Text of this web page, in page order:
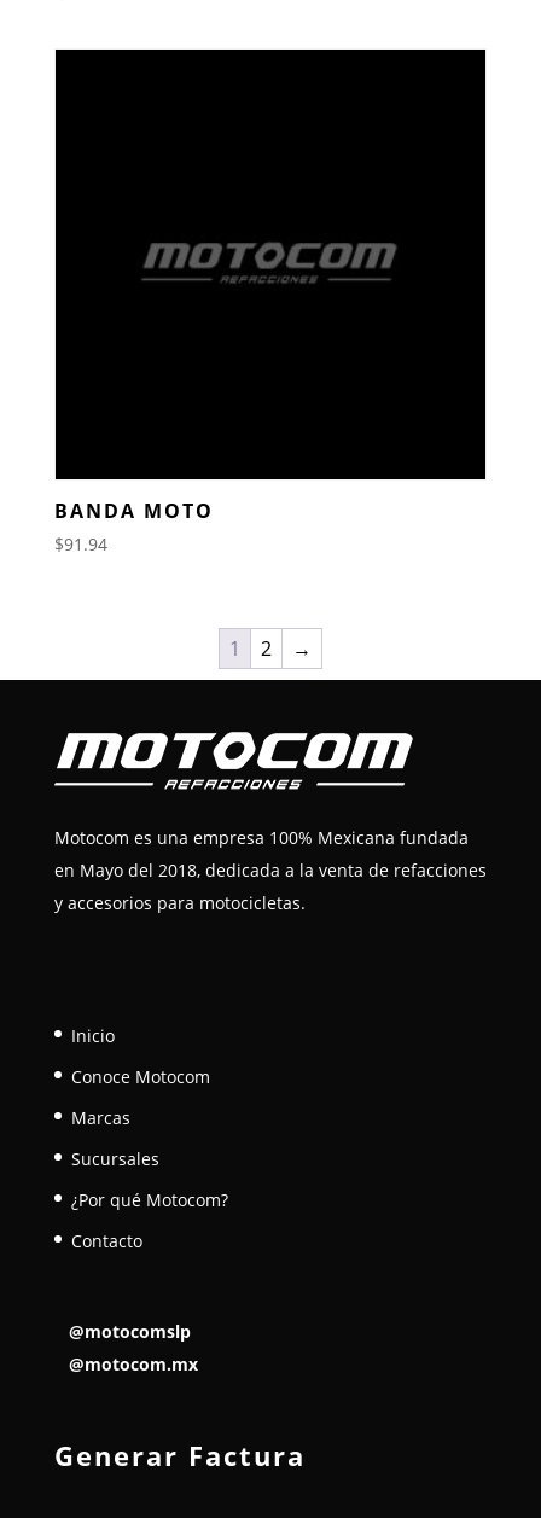
BANDA MOTO
$91.94
1 2 →
Motocom es una empresa 100% Mexicana fundada
en Mayo del 2018, dedicada a la venta de refacciones
y accesorios para motocicletas.
Inicio
Conoce Motocom
Marcas
Sucursales
¿Por qué Motocom?
Contacto
@motocomslp
@motocom.mx
Generar Factura